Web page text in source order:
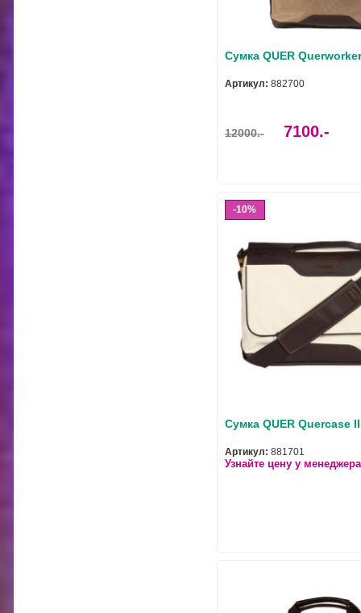
Сумка QUER
Артикул: 882700
12000.- 7100.-
10%
Сумка QUER Quercase
Артикул: 881701
Узнайте цену у менеджера